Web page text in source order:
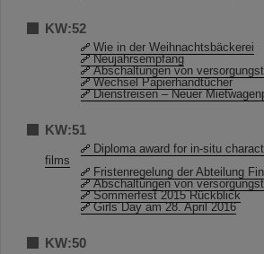
KW:52
Wie in der Weihnachtsbäckerei
Neujahrsempfang
Abschaltungen von
Wechsel Papierhandtücher
Dienstreisen – Neuer
KW:51
Diploma award for in-situ
films
Fristenregelung der Abteilung
Abschaltungen von
Sommerfest 2015 Rückblick
Girls´Day am 28. April 2016
KW:50